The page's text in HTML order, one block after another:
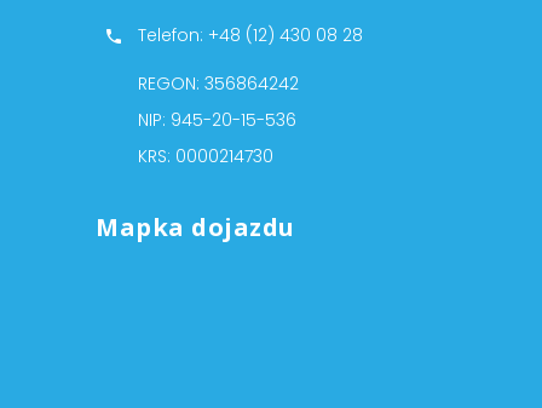
Telefon: +48 (12) 430 08 28
REGON: 356864242
NIP: 945-20-15-536
KRS: 0000214730
Mapka dojazdu